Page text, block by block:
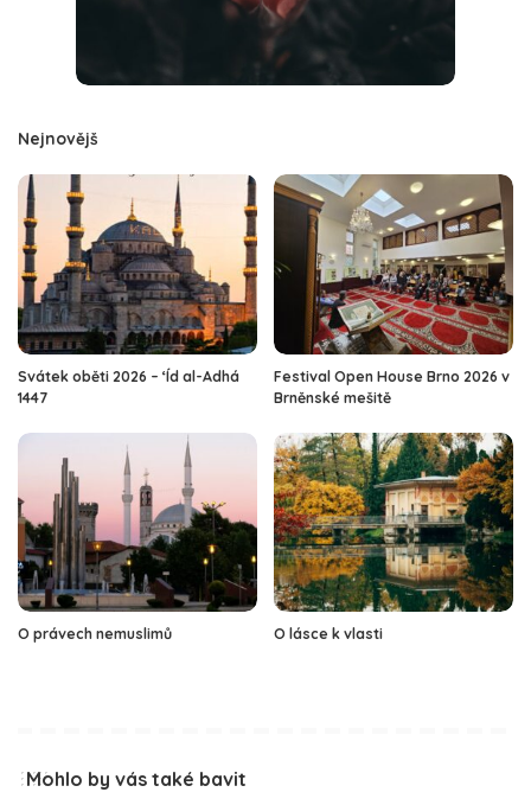
Nejnovějš
Svátek oběti 2026 – ‘Íd al-Adhá
1447
Festival Open House Brno 2026 v
Brněnské mešitě
O právech nemuslimů O lásce k vlasti
Mohlo by vás také bavit